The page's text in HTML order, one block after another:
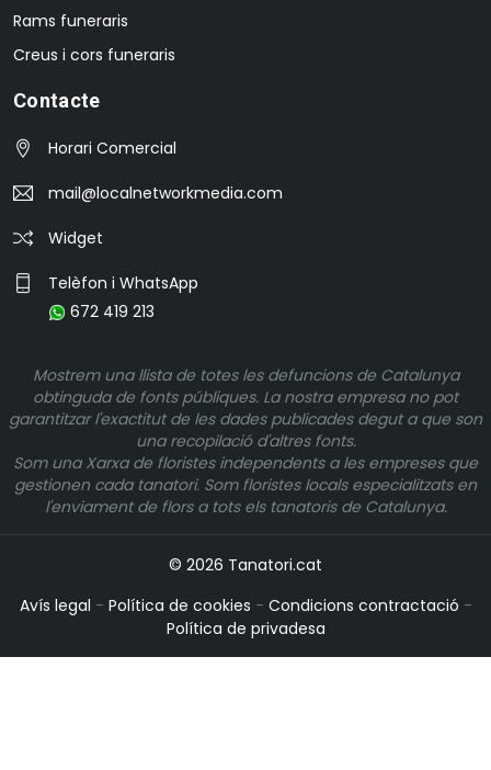
Rams funeraris
Creus i cors funeraris
Contacte
Horari Comercial
mail@localnetworkmedia.com
Widget
Telèfon i WhatsApp
672 419 213
Mostrem una llista de totes les defuncions de Catalunya
obtinguda de fonts públiques. La nostra empresa no pot
garantitzar l'exactitut de les dades publicades degut a que son
una recopilació d'altres fonts.
Som una Xarxa de floristes independents a les empreses que
gestionen cada tanatori. Som floristes locals especialitzats en
l'enviament de flors a tots els tanatoris de Catalunya.
© 2026 Tanatori.cat
Avís legal - Política de cookies - Condicions contractació -
Política de privadesa